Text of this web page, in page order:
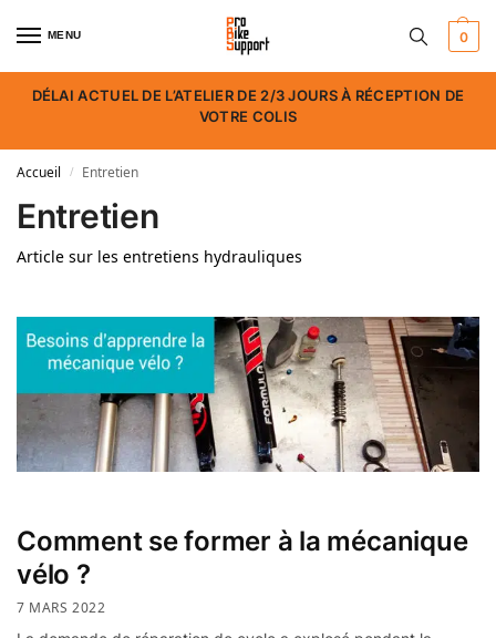
MENU 0
DÉLAI ACTUEL DE L’ATELIER DE 2/3 JOURS À RÉCEPTION DE
VOTRE COLIS
Accueil / Entretien
Entretien
Article sur les entretiens hydrauliques
Comment se former à la mécanique
vélo ?
7 MARS 2022